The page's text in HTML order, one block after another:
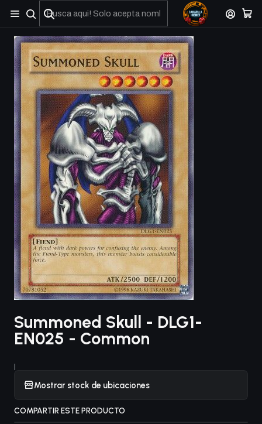
No olviden reportar sus depositos y transferencias por Whatsapp
Summoned Skull - DLG1-
EN025 - Common
|
Mostrar stock de ubicaciones
COMPARTIR ESTE PRODUCTO